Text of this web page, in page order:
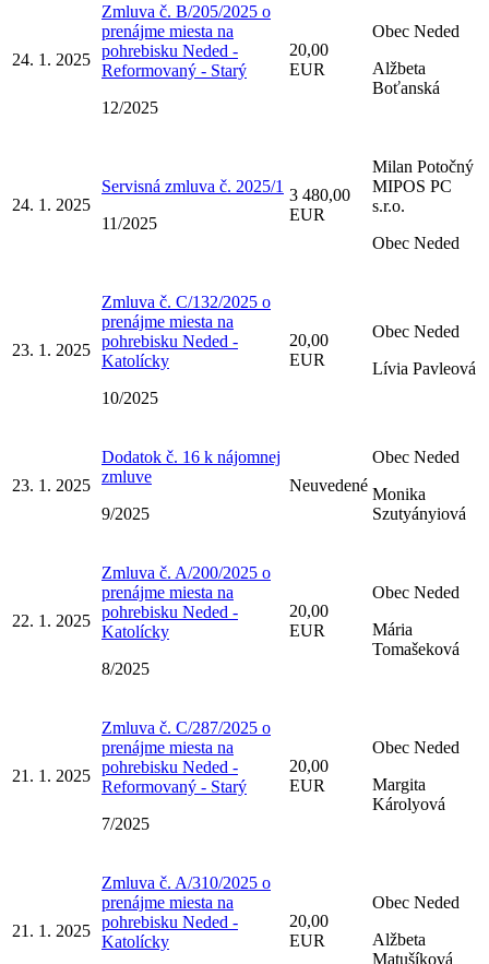
24. 1. 2025
Zmluva č. B/205/2025 o
prenájme miesta na
pohrebisku Neded -
Reformovaný - Starý
12/2025
20,00
EUR
Obec Neded
Alžbeta
Boťanská
24. 1. 2025
Servisná zmluva č. 2025/1
11/2025
3 480,00
EUR
Milan Potočný
MIPOS PC
s.r.o.
Obec Neded
23. 1. 2025
Zmluva č. C/132/2025 o
prenájme miesta na
pohrebisku Neded -
Katolícky
10/2025
20,00
EUR
Obec Neded
Lívia Pavleová
23. 1. 2025
Dodatok č. 16 k nájomnej
zmluve
9/2025
Neuvedené
Obec Neded
Monika
Szutyányiová
22. 1. 2025
Zmluva č. A/200/2025 o
prenájme miesta na
pohrebisku Neded -
Katolícky
8/2025
20,00
EUR
Obec Neded
Mária
Tomašeková
21. 1. 2025
Zmluva č. C/287/2025 o
prenájme miesta na
pohrebisku Neded -
Reformovaný - Starý
7/2025
20,00
EUR
Obec Neded
Margita
Károlyová
21. 1. 2025
Zmluva č. A/310/2025 o
prenájme miesta na
pohrebisku Neded -
Katolícky
20,00
EUR
Obec Neded
Alžbeta
Matušíková